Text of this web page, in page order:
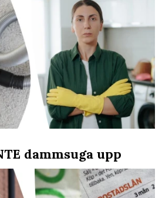
dammsuga upp